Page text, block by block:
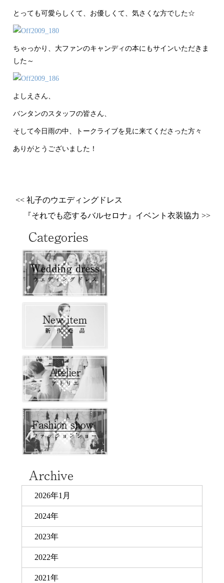
とっても可愛らしくて、お優しくて、気さくな方でした☆
ちゃっかり、大ファンのキャンディの本にもサインいただきま
した～
よしえさん、
バンタンのスタッフの皆さん、
そして今日雨の中、トークライブを見に来てくださった方々
ありがとうございました！
<< 礼子のウエディングドレス
『それでも恋するバルセロナ』イベント衣装協力 >>
2026年1月
2024年
2023年
2022年
2021年